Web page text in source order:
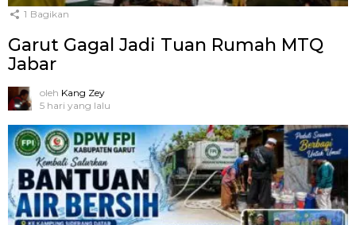
1 Bagikan
Garut Gagal Jadi Tuan Rumah MTQ
Jabar
oleh Kang Zey
5 hari yang lalu